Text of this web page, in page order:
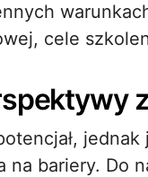
cele
na bariery. Do